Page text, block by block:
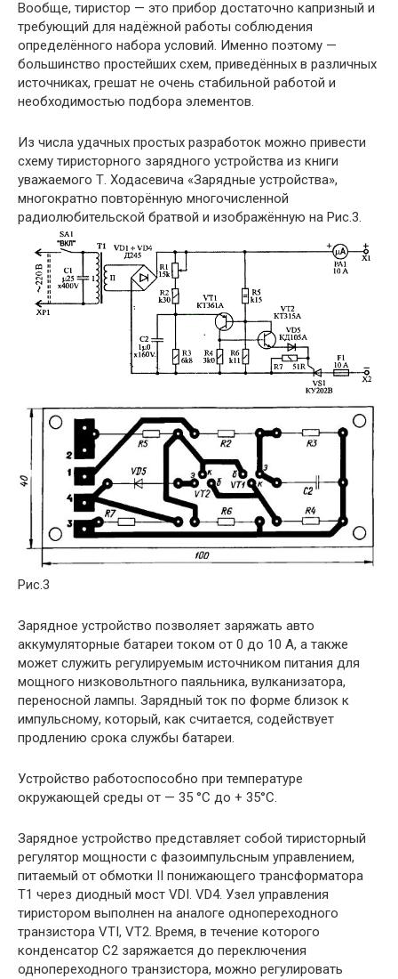
Вообще, тиристор — это прибор достаточно капризный и
требующий для надёжной работы соблюдения
определённого набора условий. Именно поэтому —
большинство простейших схем, приведённых в различных
источниках, грешат не очень стабильной работой и
необходимостью подбора элементов.
Из числа удачных простых разработок можно привести
схему тиристорного зарядного устройства из книги
уважаемого Т. Ходасевича «Зарядные устройства»,
многократно повторённую многочисленной
радиолюбительской братвой и изображённую на Рис.3.
Рис.3
Зарядное устройство позволяет заряжать авто
аккумуляторные батареи током от 0 до 10 А, а также
может служить регулируемым источником питания для
мощного низковольтного паяльника, вулканизатора,
переносной лампы. Зарядный ток по форме близок к
импульсному, который, как считается, содействует
продлению срока службы батареи.
Устройство работоспособно при температуре
окружающей среды от — 35 °С до + 35°С.
Зарядное устройство представляет собой тиристорный
регулятор мощности с фазоимпульсным управлением,
питаемый от обмотки II понижающего трансформатора
Т1 через диодный мост VDI. VD4. Узел управления
тиристором выполнен на аналоге однопереходного
транзистора VTI, VT2. Время, в течение которого
конденсатор С2 заряжается до переключения
однопереходного транзистора, можно регулировать